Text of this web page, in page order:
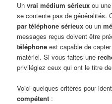
Unvrai médium sérieux ou
se contente pas de généralités.
par téléphone sérieux ou un
messages reçus doivent être
téléphone est capable de
matériel. Si vous faites une
privilégiez ceux qui ont le titre
Voici quelques critères pour
compétent :